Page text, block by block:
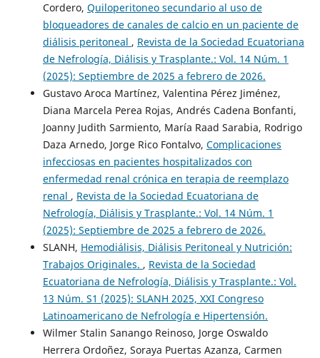
Cordero, Quiloperitoneo secundario al uso de
bloqueadores de canales de calcio en un paciente de
diálisis peritoneal , Revista de la Sociedad Ecuatoriana
de Nefrología, Diálisis y Trasplante.: Vol. 14 Núm. 1
(2025): Septiembre de 2025 a febrero de 2026.
Gustavo Aroca Martínez, Valentina Pérez Jiménez,
Diana Marcela Perea Rojas, Andrés Cadena Bonfanti,
Joanny Judith Sarmiento, María Raad Sarabia, Rodrigo
Daza Arnedo, Jorge Rico Fontalvo, Complicaciones
infecciosas en pacientes hospitalizados con
enfermedad renal crónica en terapia de reemplazo
renal , Revista de la Sociedad Ecuatoriana de
Nefrología, Diálisis y Trasplante.: Vol. 14 Núm. 1
(2025): Septiembre de 2025 a febrero de 2026.
SLANH, Hemodiálisis, Diálisis Peritoneal y Nutrición:
Trabajos Originales. , Revista de la Sociedad
Ecuatoriana de Nefrología, Diálisis y Trasplante.: Vol.
13 Núm. S1 (2025): SLANH 2025, XXI Congreso
Latinoamericano de Nefrología e Hipertensión.
Wilmer Stalin Sanango Reinoso, Jorge Oswaldo
Herrera Ordoñez, Soraya Puertas Azanza, Carmen